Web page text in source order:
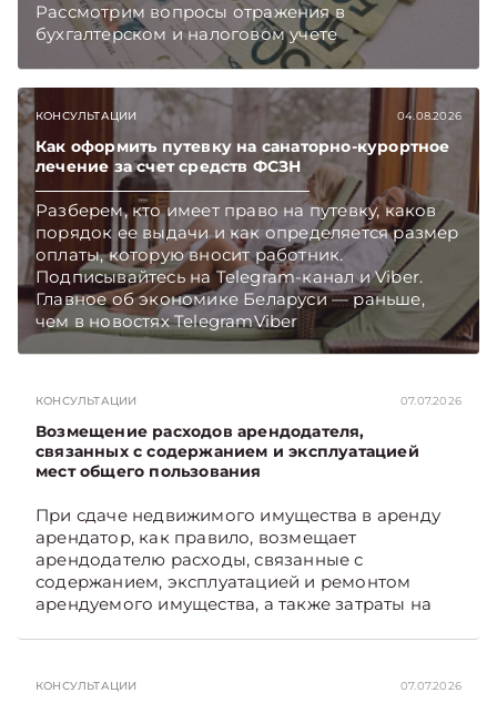
Рассмотрим вопросы отражения в
бухгалтерском и налоговом учете
хозяйственных операций по начислению и
Подписывайтесь на Telegram‑канал и Viber.
Главное об экономике Беларуси — раньше,
чем в новостях TelegramViber
КОНСУЛЬТАЦИИ 04.08.2026
Как оформить путевку на санаторно-курортное
лечение за счет средств ФСЗН
Разберем, кто имеет право на путевку, каков
порядок ее выдачи и как определяется размер
оплаты, которую вносит работник.
Подписывайтесь на Telegram‑канал и Viber.
Главное об экономике Беларуси — раньше,
чем в новостях TelegramViber
КОНСУЛЬТАЦИИ 07.07.2026
Возмещение расходов арендодателя,
связанных с содержанием и эксплуатацией
мест общего пользования
При сдаче недвижимого имущества в аренду
арендатор, как правило, возмещает
арендодателю расходы, связанные с
содержанием, эксплуатацией и ремонтом
арендуемого имущества, а также затраты на
связанных с содержанием и эксплуатацией
КОНСУЛЬТАЦИИ 07.07.2026